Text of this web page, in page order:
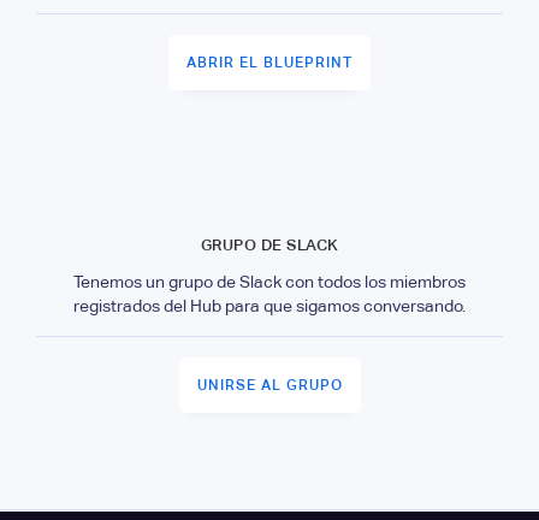
ABRIR EL BLUEPRINT
GRUPO DE SLACK
Tenemos un grupo de Slack con todos los miembros
registrados del Hub para que sigamos conversando.
UNIRSE AL GRUPO